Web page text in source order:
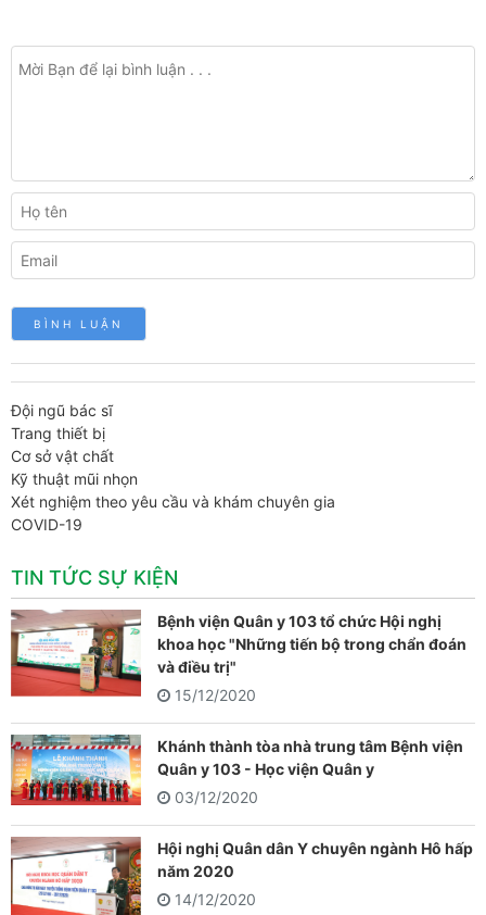
Đội ngũ bác sĩ
Trang thiết bị
Cơ sở vật chất
Kỹ thuật mũi nhọn
Xét nghiệm theo yêu cầu và khám chuyên gia
COVID-19
TIN TỨC SỰ KIỆN
Bệnh viện Quân y 103 tổ chức Hội nghị
khoa học "Những tiến bộ trong chẩn đoán
và điều trị"
15/12/2020
Khánh thành tòa nhà trung tâm Bệnh viện
Quân y 103 - Học viện Quân y
03/12/2020
Hội nghị Quân dân Y chuyên ngành Hô hấp
năm 2020
14/12/2020